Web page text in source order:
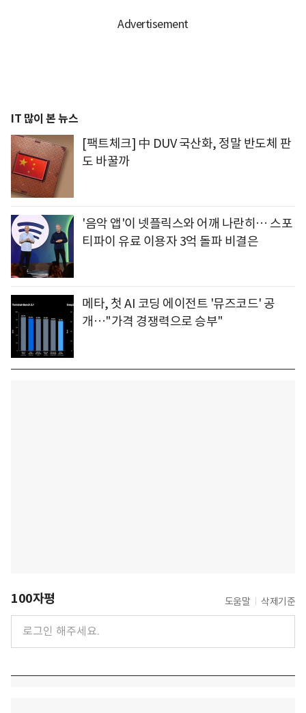
IT 많이 본 뉴스
[팩트체크] 中 DUV 국산화, 정말 반도체 판
도 바꿀까
'음악 앱'이 넷플릭스와 어깨 나란히… 스포
티파이 유료 이용자 3억 돌파 비결은
메타, 첫 AI 코딩 에이전트 '뮤즈코드' 공
개…"가격 경쟁력으로 승부"
100자평 도움말 삭제기준